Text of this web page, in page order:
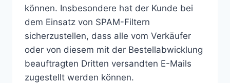
können. Insbesondere hat der Kunde bei
dem Einsatz von SPAM-Filtern
sicherzustellen, dass alle vom Verkäufer
oder von diesem mit der Bestellabwicklung
beauftragten Dritten versandten E-Mails
zugestellt werden können.